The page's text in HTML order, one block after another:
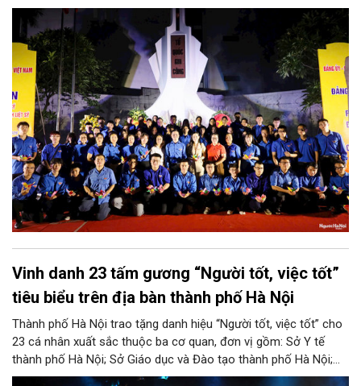
79 năm Ngày Thương binh - Liệt sĩ (27/7/1947 - 27/7/2026).
Chương trình là dịp để cán bộ, đảng viên, đoàn viên thanh niên
và các tầng lớp nhân dân bày tỏ lòng thành kính, biết ơn sâu
sắc đối với những người đã hy sinh vì độc lập, tự do của Tổ
quốc, đồng thời tiếp nối truyền thống "Uống nước nhớ nguồn"
bằng những hành động thiết thực.
Vinh danh 23 tấm gương “Người tốt, việc tốt”
tiêu biểu trên địa bàn thành phố Hà Nội
Thành phố Hà Nội trao tặng danh hiệu “Người tốt, việc tốt” cho
23 cá nhân xuất sắc thuộc ba cơ quan, đơn vị gồm: Sở Y tế
thành phố Hà Nội; Sở Giáo dục và Đào tạo thành phố Hà Nội;
Ủy ban Mặt trận Tổ quốc Việt Nam thành phố Hà Nội.